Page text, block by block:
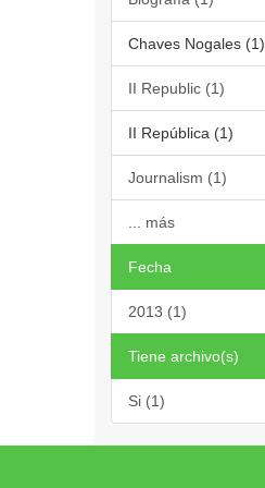
Chaves Nogales (1)
II Republic (1)
II República (1)
Journalism (1)
... más
Fecha
2013 (1)
Tiene archivo(s)
Si (1)